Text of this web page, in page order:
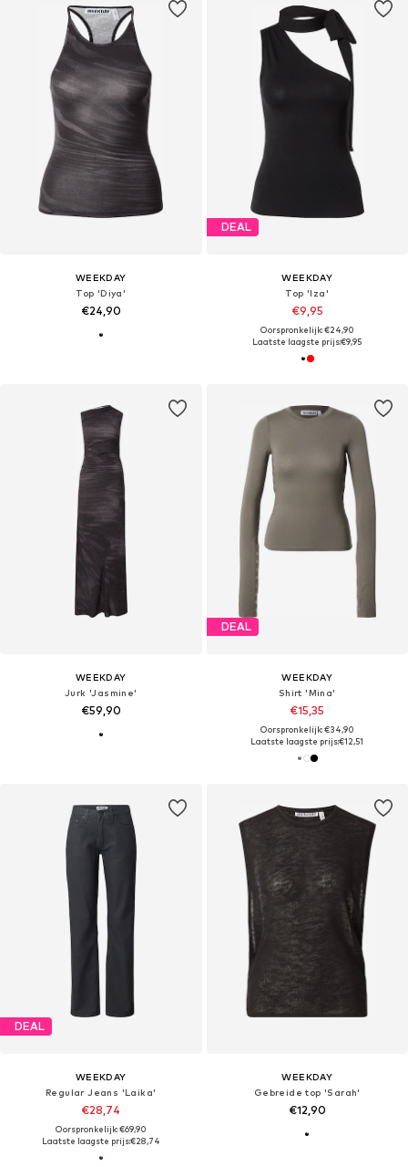
WEEKDAY
Top 'Diya'
€24,90
DEAL
WEEKDAY
Top 'Iza'
€9,95
Oorspronkelijk: €24,90
Laatste laagste prijs:€9,95
WEEKDAY
Jurk 'Jasmine'
€59,90
DEAL
WEEKDAY
Shirt 'Mina'
€15,35
Oorspronkelijk: €34,90
Laatste laagste prijs:€12,51
DEAL
WEEKDAY
Regular Jeans 'Laika'
€28,74
Oorspronkelijk: €69,90
Laatste laagste prijs:€28,74
WEEKDAY
Gebreide top 'Sarah'
€12,90